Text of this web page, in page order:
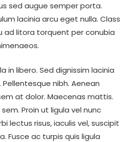
sed augue semper porta.
lacinia arcu eget nulla. Class
litora torquent per conubia
in libero. Sed dignissim lacinia
nibh. Aenean
at dolor. Maecenas mattis.
Proin ut ligula vel nunc
lectus risus, iaculis vel, suscipit
Fusce ac turpis quis ligula